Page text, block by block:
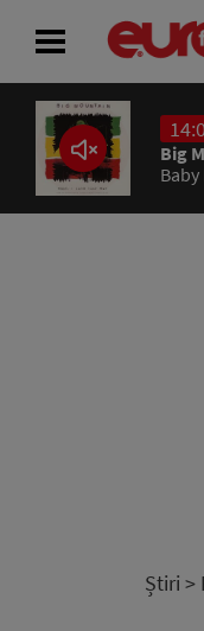
Big
Baby
Știri >
ACASĂ
ȘTIRI